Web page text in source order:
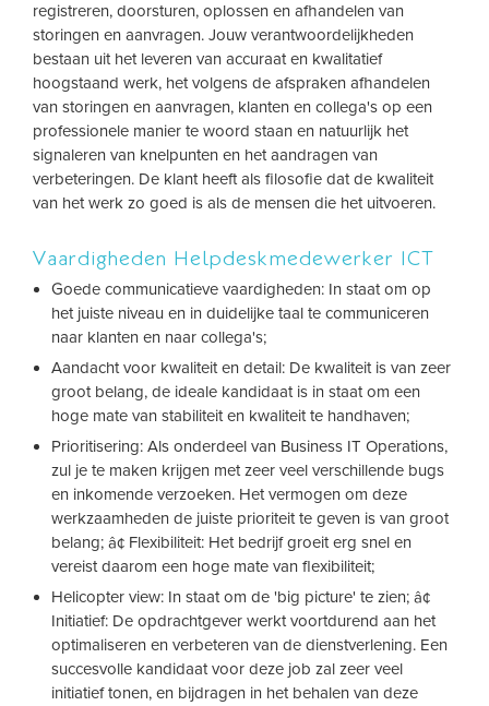
registreren, doorsturen, oplossen en afhandelen van
storingen en aanvragen. Jouw verantwoordelijkheden
bestaan uit het leveren van accuraat en kwalitatief
hoogstaand werk, het volgens de afspraken afhandelen
van storingen en aanvragen, klanten en collega's op een
professionele manier te woord staan en natuurlijk het
signaleren van knelpunten en het aandragen van
verbeteringen. De klant heeft als filosofie dat de kwaliteit
van het werk zo goed is als de mensen die het uitvoeren.
Vaardigheden Helpdeskmedewerker ICT
Goede communicatieve vaardigheden: In staat om op
het juiste niveau en in duidelijke taal te communiceren
naar klanten en naar collega's;
Aandacht voor kwaliteit en detail: De kwaliteit is van zeer
groot belang, de ideale kandidaat is in staat om een
hoge mate van stabiliteit en kwaliteit te handhaven;
Prioritisering: Als onderdeel van Business IT Operations,
zul je te maken krijgen met zeer veel verschillende bugs
en inkomende verzoeken. Het vermogen om deze
werkzaamheden de juiste prioriteit te geven is van groot
belang; â¢ Flexibiliteit: Het bedrijf groeit erg snel en
vereist daarom een hoge mate van flexibiliteit;
Helicopter view: In staat om de 'big picture' te zien; â¢
Initiatief: De opdrachtgever werkt voortdurend aan het
optimaliseren en verbeteren van de dienstverlening. Een
succesvolle kandidaat voor deze job zal zeer veel
initiatief tonen, en bijdragen in het behalen van deze